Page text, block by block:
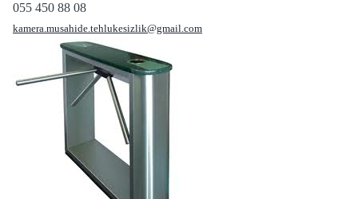
055 450 88 08
kamera.musahide.tehlukesizlik@gmail.com